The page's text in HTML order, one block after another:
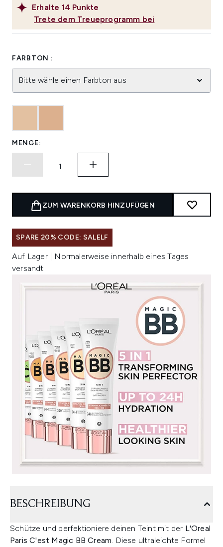
Erhalte 14 Punkte
Trete dem Treueprogramm bei
FARBTON :
Bitte wähle einen Farbton aus
MENGE:
ZUM WARENKORB HINZUFÜGEN
SPARE 20% CODE: SALELF
Auf Lager | Normalerweise innerhalb eines Tages
versandt
BESCHREIBUNG
Schütze und perfektioniere deinen Teint mit der L'Oreal
Paris C'est Magic BB Cream. Diese ultraleichte Formel